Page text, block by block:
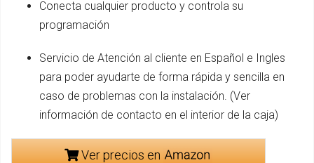
Conecta cualquier producto y controla su
programación
Servicio de Atención al cliente en Español e Ingles
para poder ayudarte de forma rápida y sencilla en
caso de problemas con la instalación. (Ver
información de contacto en el interior de la caja)
Ver precios en